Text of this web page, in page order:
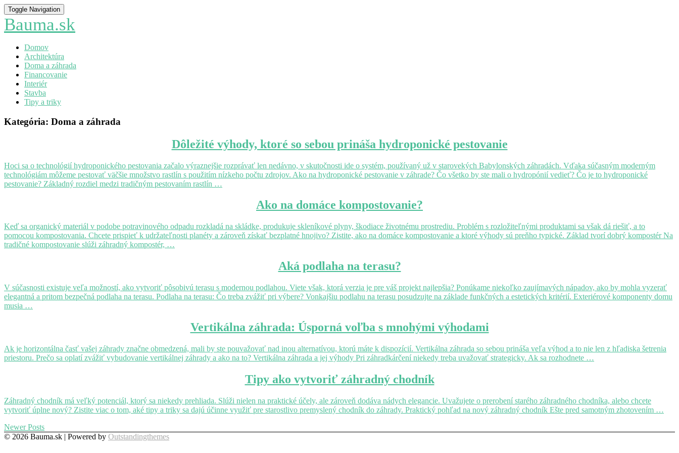
Toggle Navigation
Bauma.sk
Domov
Architektúra
Doma a záhrada
Financovanie
Interiér
Stavba
Tipy a triky
Kategória: Doma a záhrada
so
sebou
prináša
Dôležité výhody, ktoré so sebou prináša hydroponické pestovanie
Hoci sa o technológií hydroponického pestovania začalo výraznejšie rozprávať len nedávno, v skutočnosti ide o systém, používaný už v starovekých Babylonských záhradách. Vďaka súčasným moderným
technológiám môžeme pestovať väčšie množstvo rastlín s použitím nízkeho počtu zdrojov. Ako na hydroponické pestovanie v záhrade? Čo všetko by ste mali o hydropónií vedieť? Čo je to hydroponické
pestovanie? Základný rozdiel medzi tradičným pestovaním rastlín …
kompostovanie?
Ako na domáce kompostovanie?
Keď sa organický materiál v podobe potravinového odpadu rozkladá na skládke, produkuje skleníkové plyny, škodiace životnému prostrediu. Problém s rozložiteľnými produktami sa však dá riešiť, a to
pomocou kompostovania. Chcete prispieť k udržateľnosti planéty a zároveň získať bezplatné hnojivo? Zistite, ako na domáce kompostovanie a ktoré výhody sú preňho typické. Základ tvorí dobrý kompostér Na
tradičné kompostovanie slúži záhradný kompostér, …
terasu?
Aká podlaha na terasu?
V súčasnosti existuje veľa možností, ako vytvoriť pôsobivú terasu s modernou podlahou. Viete však, ktorá verzia je pre váš projekt najlepšia? Ponúkame niekoľko zaujímavých nápadov, ako by mohla vyzerať
elegantná a pritom bezpečná podlaha na terasu. Podlaha na terasu: Čo treba zvážiť pri výbere? Vonkajšiu podlahu na terasu posudzujte na základe funkčných a estetických kritérií. Exteriérové komponenty domu
musia …
voľba
s mnohými
Vertikálna záhrada: Úsporná voľba s mnohými výhodami
Ak je horizontálna časť vašej záhrady značne obmedzená, mali by ste pouvažovať nad inou alternatívou, ktorú máte k dispozícií. Vertikálna záhrada so sebou prináša veľa výhod a to nie len z hľadiska šetrenia
priestoru. Prečo sa oplatí zvážiť vybudovanie vertikálnej záhrady a ako na to? Vertikálna záhrada a jej výhody Pri záhradkárčení niekedy treba uvažovať strategicky. Ak sa rozhodnete …
záhradný
chodník
Tipy ako vytvoriť záhradný chodník
Záhradný chodník má veľký potenciál, ktorý sa niekedy prehliada. Slúži nielen na praktické účely, ale zároveň dodáva nádych elegancie. Uvažujete o prerobení starého záhradného chodníka, alebo chcete
vytvoriť úplne nový? Zistite viac o tom, aké tipy a triky sa dajú účinne využiť pre starostlivo premyslený chodník do záhrady. Praktický pohľad na nový záhradný chodník Ešte pred samotným zhotovením …
Posts
navigation
Newer Posts
© 2026 Bauma.sk | Powered by Outstandingthemes